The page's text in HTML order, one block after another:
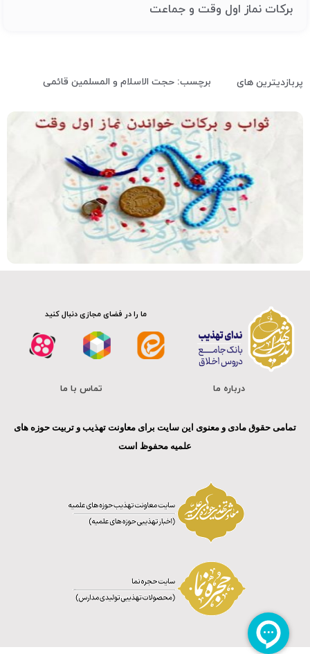
برکات نماز اول وقت و جماعت
پربازدیترین های برچسب: حجت الاسلام و المسلمین قائمی
ما را در فضای مجازی دنبال کنید
درباره ما تماس با ما
تمامی حقوق مادی و معنوی این سایت برای معاونت تهذیب و تربیت حوزه های
علمیه محفوظ است